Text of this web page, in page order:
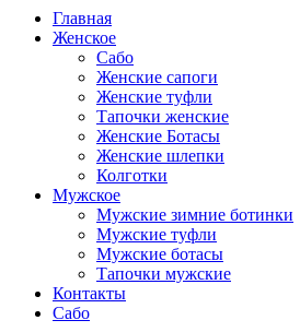
Главная
Женское
Сабо
Женские сапоги
Женские туфли
Тапочки женские
Женские Ботасы
Женские шлепки
Колготки
Мужское
Мужские зимние ботинки
Мужские туфли
Мужские ботасы
Тапочки мужские
Контакты
Сабо